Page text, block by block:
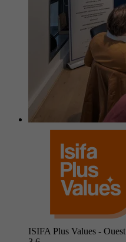
ISIFA Plus Values - Ouest